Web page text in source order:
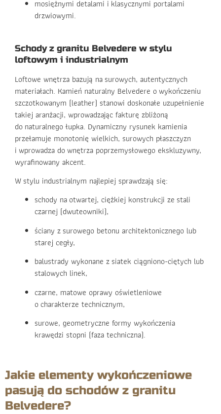
mosiężnymi detalami i klasycznymi portalami
drzwiowymi.
Schody z granitu Belvedere w stylu
loftowym i industrialnym
Loftowe wnętrza bazują na surowych, autentycznych
materiałach. Kamień naturalny Belvedere o wykończeniu
szczotkowanym (leather) stanowi doskonałe uzupełnienie
takiej aranżacji, wprowadzając fakturę zbliżoną
do naturalnego łupka. Dynamiczny rysunek kamienia
przełamuje monotonię wielkich, surowych płaszczyzn
i wprowadza do wnętrza poprzemysłowego ekskluzywny,
wyrafinowany akcent.
W stylu industrialnym najlepiej sprawdzają się:
schody na otwartej, ciężkiej konstrukcji ze stali
czarnej (dwuteowniki),
ściany z surowego betonu architektonicznego lub
starej cegły,
balustrady wykonane z siatek ciągniono-ciętych lub
stalowych linek,
czarne, matowe oprawy oświetleniowe
o charakterze technicznym,
surowe, geometryczne formy wykończenia
krawędzi stopni (faza techniczna).
Jakie elementy wykończeniowe
pasują do schodów z granitu
Belvedere?